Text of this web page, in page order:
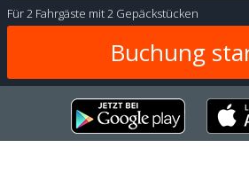
Für2 Fahrgäste mit2 Gepäckstücken